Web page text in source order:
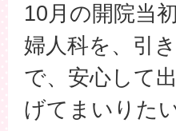
10月の開院当
婦人科を、引
で、安心して
げてまいりた